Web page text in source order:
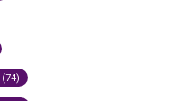
(74)